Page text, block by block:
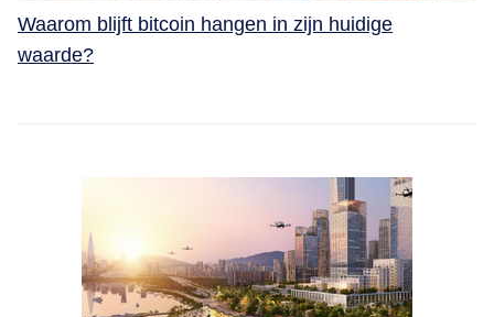
Waarom blijft bitcoin hangen in zijn huidige
waarde?